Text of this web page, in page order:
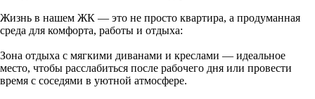
Жизнь в нашем ЖК — это не просто квартира, а продуманная
среда для комфорта, работы и отдыха:
Зона отдыха с мягкими диванами и креслами — идеальное
место, чтобы расслабиться после рабочего дня или провести
время с соседями в уютной атмосфере.